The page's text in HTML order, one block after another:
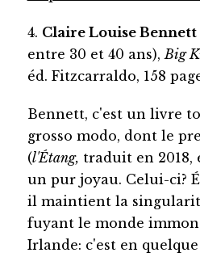
4. Claire Louise Bennett
entre 30 et 40 ans), Big
éd. Fitzcarraldo, 158
Bennett, c'est un livre
grosso modo, dont le
(l'Étang, traduit en 2018,
un pur joyau. Celui-ci?
il maintient la
fuyant le monde
Irlande: c'est en